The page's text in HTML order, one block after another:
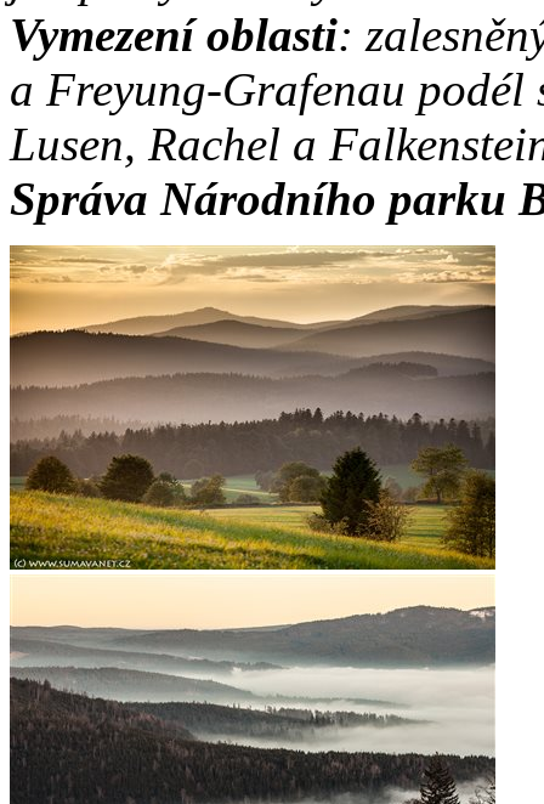
Vymezení oblasti:
a Freyung-Grafenau
Lusen, Rachel a
Správa Národního parku